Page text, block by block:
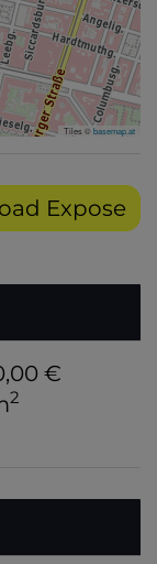
Tiles ©basemap.at
Expose
€
2